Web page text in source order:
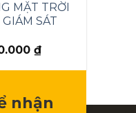
MẶT TRỜI
SÁT
₫
nhận